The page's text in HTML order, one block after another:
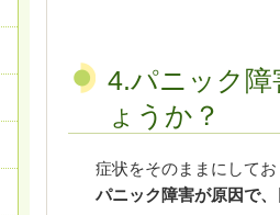
4.パニック
ょうか？
症状をそのままにして
パニック障害が原因で